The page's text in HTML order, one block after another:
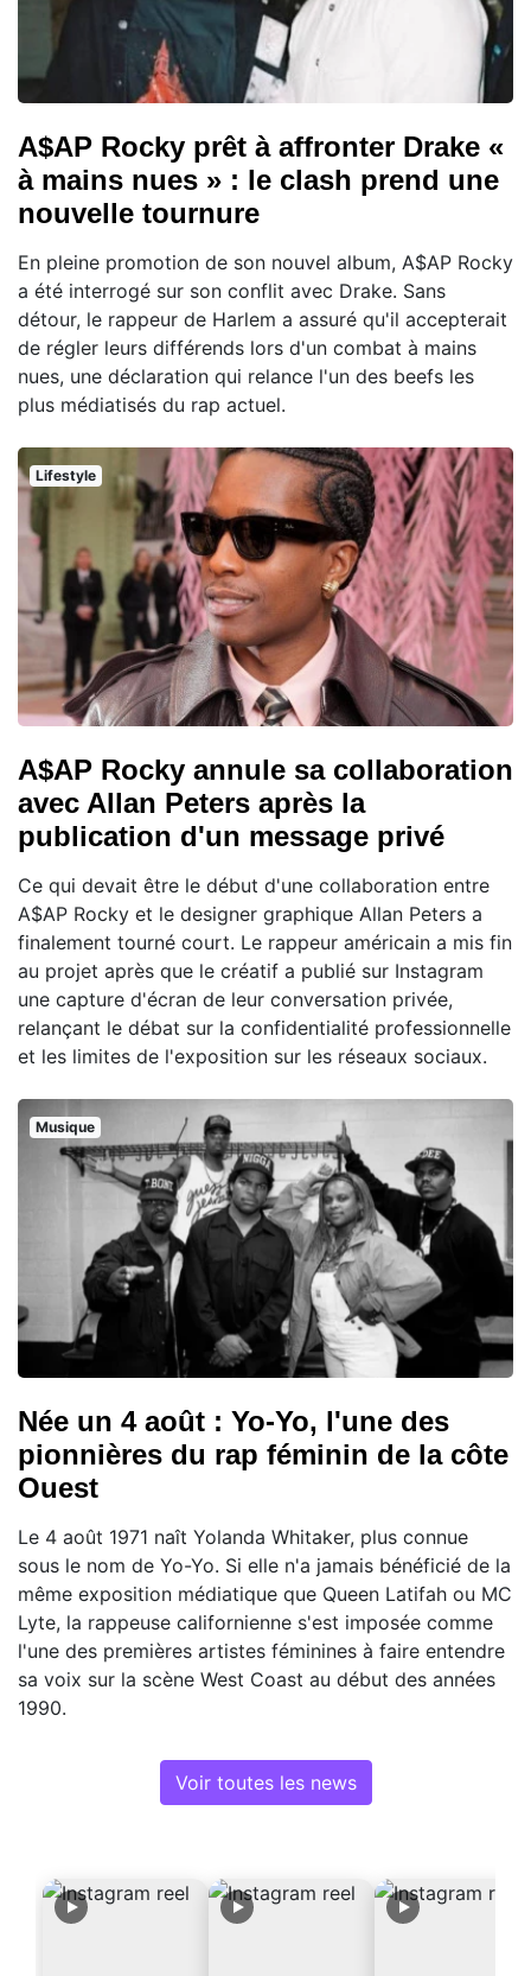
A$AP Rocky prêt à affronter Drake «
à mains nues » : le clash prend une
nouvelle tournure
En pleine promotion de son nouvel album, A$AP Rocky
a été interrogé sur son conflit avec Drake. Sans
détour, le rappeur de Harlem a assuré qu'il accepterait
de régler leurs différends lors d'un combat à mains
nues, une déclaration qui relance l'un des beefs les
plus médiatisés du rap actuel.
Lifestyle
A$AP Rocky annule sa collaboration
avec Allan Peters après la
publication d'un message privé
Ce qui devait être le début d'une collaboration entre
A$AP Rocky et le designer graphique Allan Peters a
finalement tourné court. Le rappeur américain a mis fin
au projet après que le créatif a publié sur Instagram
une capture d'écran de leur conversation privée,
relançant le débat sur la confidentialité professionnelle
et les limites de l'exposition sur les réseaux sociaux.
Musique
Née un 4 août : Yo-Yo, l'une des
pionnières du rap féminin de la côte
Ouest
Le 4 août 1971 naît Yolanda Whitaker, plus connue
sous le nom de Yo-Yo. Si elle n'a jamais bénéficié de la
même exposition médiatique que Queen Latifah ou MC
Lyte, la rappeuse californienne s'est imposée comme
l'une des premières artistes féminines à faire entendre
sa voix sur la scène West Coast au début des années
1990.
Voir toutes les news